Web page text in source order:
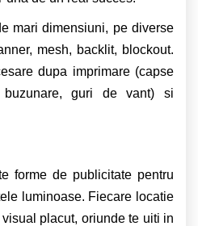
mari dimensiuni, pe diverse
mesh, backlit, blockout.
dupa imprimare (capse
buzunare, guri de vant) si
forme de publicitate pentru
luminoase. Fiecare locatie
placut, oriunde te uiti in